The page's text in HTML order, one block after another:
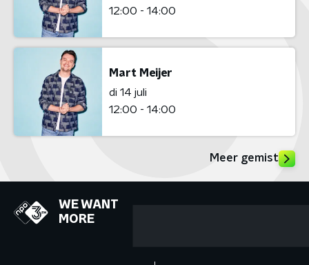
12:00 - 14:00
Mart Meijer
di 14 juli
12:00 - 14:00
Meer gemist
WE WANT
MORE